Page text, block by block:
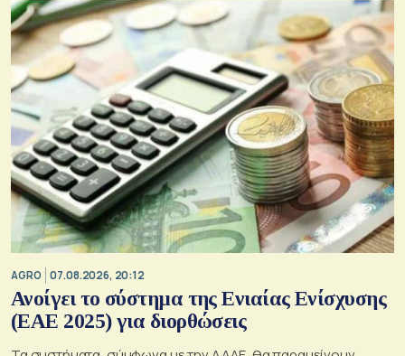
AGRO 07.08.2026, 20:12
Ανοίγει το σύστημα της Ενιαίας Ενίσχυσης
(ΕΑΕ 2025) για διορθώσεις